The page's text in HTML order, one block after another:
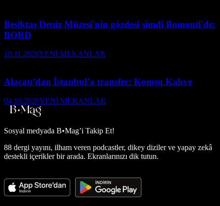
Beşiktaş Deniz Müzesi'nin gözdesi şimdi Bomonti'de:
BORD
10.11.2020YENİ MEKANLAR
Alaçatı’dan İstanbul’a transfer: Komşu Kahve
04.10.2020YENİ MEKANLAR
Sosyal medyada B•Mag’i Takip Et!
88 dergi yayını, ilham veren podcastler, dikey diziler ve yapay zekâ
destekli içerikler bir arada. Ekranlarınızı dik tutun.